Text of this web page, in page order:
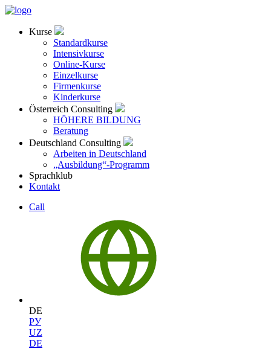
Kurse
Standardkurse
Intensivkurse
Online-Kurse
Einzelkurse
Firmenkurse
Kinderkurse
Österreich Consulting
HÖHERE BILDUNG
Beratung
Deutschland Consulting
Arbeiten in Deutschland
„Ausbildung“-Programm
Sprachklub
Kontakt
Call
DE
РУ
UZ
DE